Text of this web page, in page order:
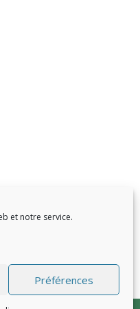
et notre service.
Préférences